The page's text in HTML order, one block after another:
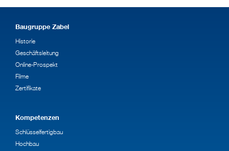
Baugruppe Zabel
Historie
Geschäftsleitung
Online-Prospekt
Filme
Zertifikate
Kompetenzen
Schlüsselfertigbau
Hochbau